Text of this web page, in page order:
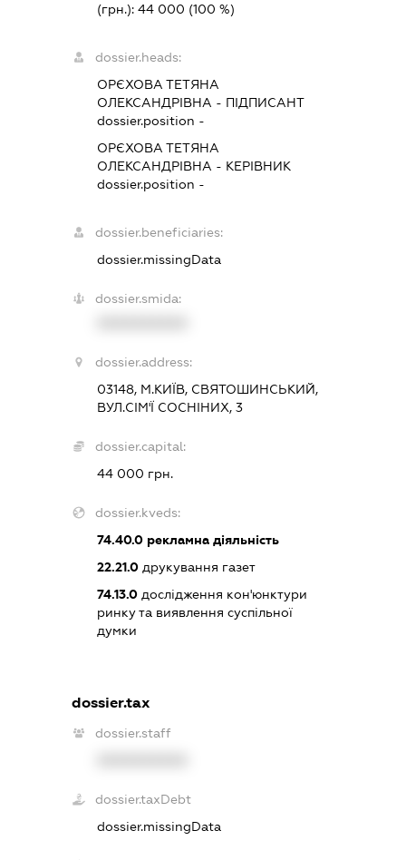
(грн.): 44 000 (100 %)
dossier.heads:
ОРЄХОВА ТЕТЯНА
ОЛЕКСАНДРІВНА - ПІДПИСАНТ
dossier.position -
ОРЄХОВА ТЕТЯНА
ОЛЕКСАНДРІВНА - КЕРІВНИК
dossier.position -
dossier.beneficiaries:
dossier.missingData
dossier.smida:
dossier.address:
03148, М.КИЇВ, СВЯТОШИНСЬКИЙ,
ВУЛ.СІМ'Ї СОСНІНИХ, 3
dossier.capital:
44 000 грн.
dossier.kveds:
74.40.0рекламна діяльність
22.21.0друкування газет
74.13.0дослідження кон'юнктури
ринку та виявлення суспільної
думки
dossier.tax
dossier.staff
dossier.taxDebt
dossier.missingData